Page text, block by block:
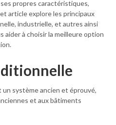
propres caractéristiques,
article explore les principaux
industrielle, et autres ainsi
aider à choisir la meilleure option
système ancien et éprouvé,
et aux bâtiments